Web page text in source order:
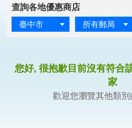
查詢各地優惠商店
臺中市 所有郵局
您好, 很抱歉目前沒有符合
家
歡迎您瀏覽其他類